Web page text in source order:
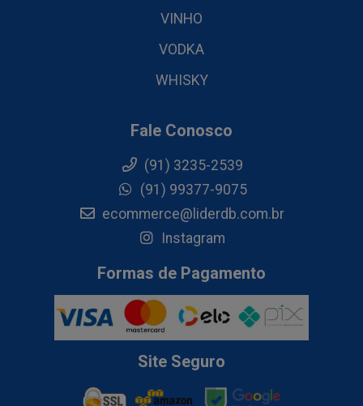
VINHO
VODKA
WHISKY
Fale Conosco
(91) 3235-2539
(91) 99377-9075
ecommerce@liderdb.com.br
Instagram
Formas de Pagamento
Site Seguro